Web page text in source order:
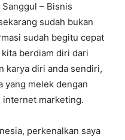
– Bisnis
sudah bukan
sudah begitu cepat
berdiam diri dari
karya diri anda sendiri,
yang melek dengan
internet marketing.
perkenalkan saya